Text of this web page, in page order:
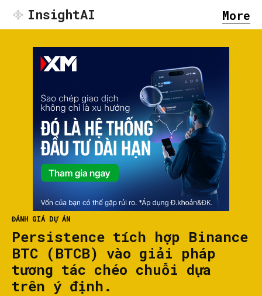
InsightAI More
ĐÁNH GIÁ DỰ ÁN
Persistence tích hợp Binance
BTC (BTCB) vào giải pháp
tương tác chéo chuỗi dựa
trên ý định.